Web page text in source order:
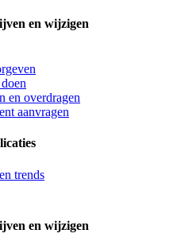
en wijzigen
en overdragen
aanvragen
trends
en wijzigen